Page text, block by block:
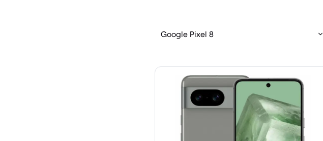
Google Pixel 8